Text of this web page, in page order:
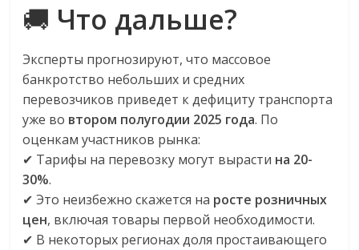
🚚 Что дальше?
Эксперты прогнозируют, что массовое
банкротство небольших и средних
перевозчиков приведет к дефициту транспорта
уже во втором полугодии 2025 года. По
оценкам участников рынка:
✔ Тарифы на перевозку могут вырасти на 20-
30%.
✔ Это неизбежно скажется на росте розничных
цен, включая товары первой необходимости.
✔ В некоторых регионах доля простаивающего